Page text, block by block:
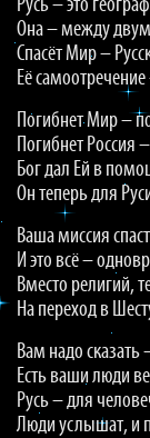
Русь – это
Она – между
Спасёт Мир –
Её
Погибнет Мир –
Погибнет Россия
Бог дал Ей в
Он теперь для
Ваша миссия
И это всё –
Вместо религий,
На переход в
Вам надо
Есть ваши люди
Русь – для
Люди услышат, и